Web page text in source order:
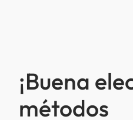
¡Buena
métodos